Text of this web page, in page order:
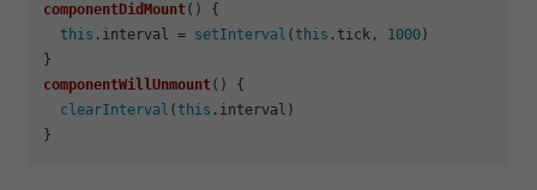
componentDidMount( ) {
this . interval = setInterval (this . tick , 1000 )
componentWillUnmount( ) {
clearInterval (this . interval )